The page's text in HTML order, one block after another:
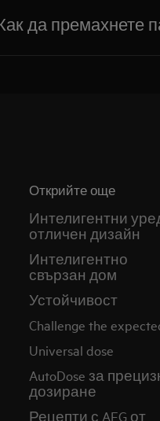
да премахнете
Открийте още
Интелигентни
отличен дизайн
Интелигентно
свързан дом
Устойчивост
Challenge the
Universal dose
AutoDose за
дозиране
Рецепти с AEG от